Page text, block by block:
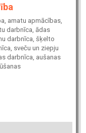
amatu apmācības,
darbnīca, ādas
darbnīca, šķelto
sveču un ziepju
darbnīca, aušanas